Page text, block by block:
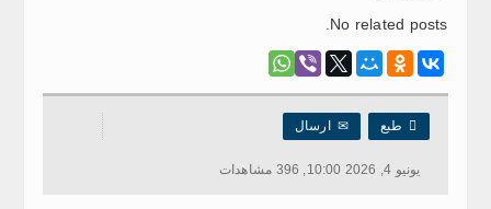
No related posts.
 طبع ✉ارسال
يونيو 4, 2026 10:00, 396 مشاهدات